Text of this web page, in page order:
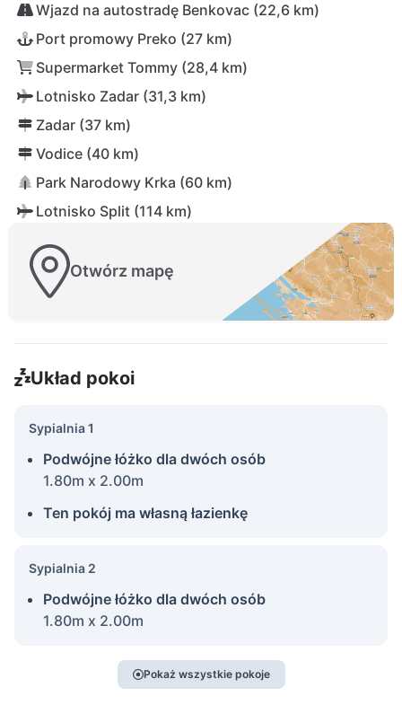
Wjazd na autostradę Benkovac (22,6 km)
Port promowy Preko (27 km)
Supermarket Tommy (28,4 km)
Lotnisko Zadar (31,3 km)
Zadar (37 km)
Vodice (40 km)
Park Narodowy Krka (60 km)
Lotnisko Split (114 km)
Otwórz mapę
Układ pokoi
Sypialnia 1
Podwójne łóżko dla dwóch osób
1.80m x 2.00m
Ten pokój ma własną łazienkę
Sypialnia 2
Podwójne łóżko dla dwóch osób
1.80m x 2.00m
Pokaż wszystkie pokoje